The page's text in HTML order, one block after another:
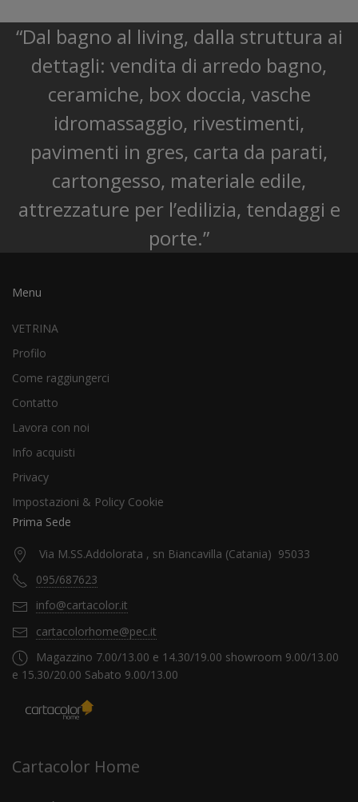
“Dal bagno al living, dalla struttura ai
dettagli: vendita di arredo bagno,
ceramiche, box doccia, vasche
idromassaggio, rivestimenti,
pavimenti in gres, carta da parati,
cartongesso, materiale edile,
attrezzature per l’edilizia, tendaggi e
porte.”
Menu
VETRINA
Profilo
Come raggiungerci
Contatto
Lavora con noi
Info acquisti
Privacy
Impostazioni & Policy Cookie
Prima Sede
Via M.SS.Addolorata , sn Biancavilla (Catania) 95033
095/687623
info@cartacolor.it
cartacolorhome@pec.it
Magazzino 7.00/13.00 e 14.30/19.00 showroom 9.00/13.00
e 15.30/20.00 Sabato 9.00/13.00
Cartacolor Home